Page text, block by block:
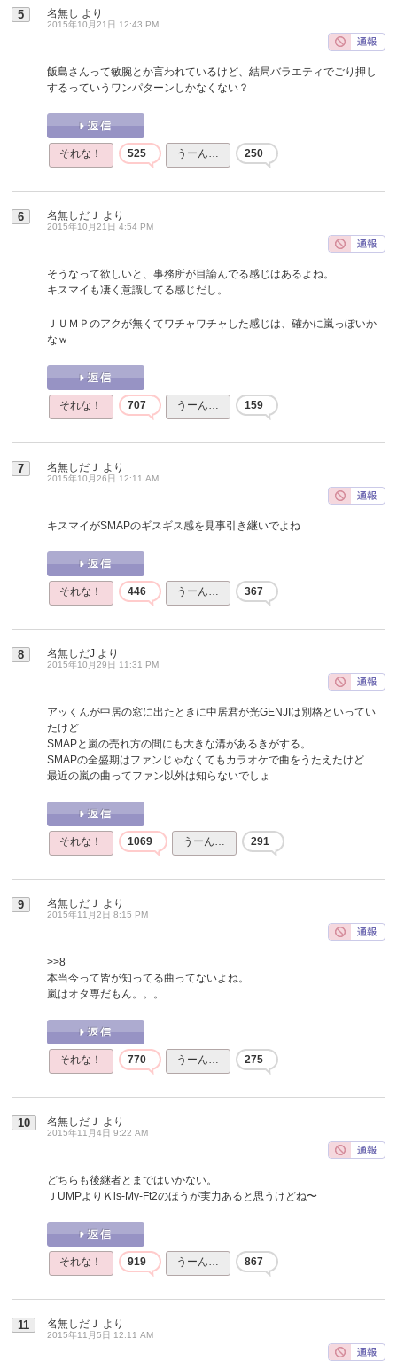
5 名無し より
2015年10月21日 12:43 PM
飯島さんって敏腕とか言われているけど、結局バラエティでごり押し
するっていうワンパターンしかなくない？
それな！ 525 うーん… 250
6 名無しだＪ より
2015年10月21日 4:54 PM
そうなって欲しいと、事務所が目論んでる感じはあるよね。
キスマイも凄く意識してる感じだし。
ＪＵＭＰのアクが無くてワチャワチャした感じは、確かに嵐っぽいか
なｗ
それな！ 707 うーん… 159
7 名無しだＪ より
2015年10月26日 12:11 AM
キスマイがSMAPのギスギス感を見事引き継いでよね
それな！ 446 うーん… 367
8 名無しだJ より
2015年10月29日 11:31 PM
アッくんが中居の窓に出たときに中居君が光GENJIは別格といってい
たけど
SMAPと嵐の売れ方の間にも大きな溝があるきがする。
SMAPの全盛期はファンじゃなくてもカラオケで曲をうたえたけど
最近の嵐の曲ってファン以外は知らないでしょ
それな！ 1069 うーん… 291
9 名無しだＪ より
2015年11月2日 8:15 PM
>>8
本当今って皆が知ってる曲ってないよね。
嵐はオタ専だもん。。。
それな！ 770 うーん… 275
10 名無しだＪ より
2015年11月4日 9:22 AM
どちらも後継者とまではいかない。
ＪUMPよりＫis-My-Ft2のほうが実力あると思うけどね〜
それな！ 919 うーん… 867
11 名無しだＪ より
2015年11月5日 12:11 AM